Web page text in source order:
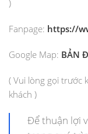
)
Fanpage: https://
Google Map: BẢN
( Vui lòng gọi trước
khách )
Để thuận lợi